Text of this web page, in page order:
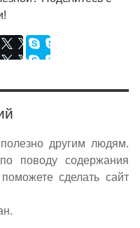
другим людям.
поводу содержания
сделать сайт